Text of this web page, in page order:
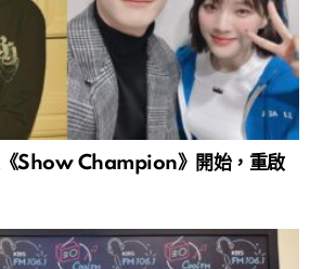
Show Champion》開始，重啟